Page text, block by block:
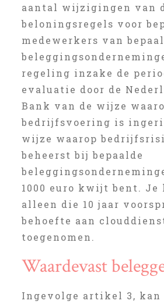
aantal wijzigingen van
beloningsregels voor
medewerkers van
regeling inzake de
evaluatie door de
Bank van de wijze
bedrijfsvoering is
wijze waarop
beheerst bij bepaalde
1000 euro kwijt bent. Je
alleen die 10 jaar
behoefte aan
toegenomen.
Waardevast
Ingevolge artikel 3, kan